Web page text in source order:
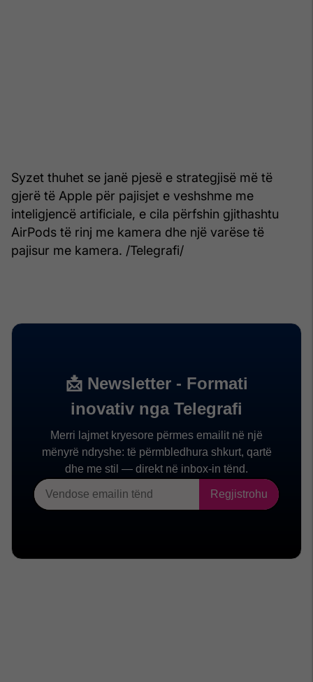
Syzet thuhet se janë pjesë e strategjisë më të
gjerë të Apple për pajisjet e veshshme me
inteligjencë artificiale, e cila përfshin gjithashtu
AirPods të rinj me kamera dhe një varëse të
pajisur me kamera. /Telegrafi/